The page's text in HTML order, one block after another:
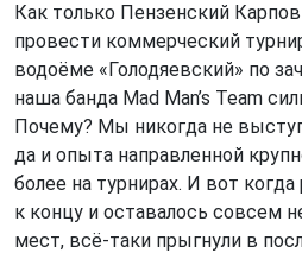
Как только Пензенский
провести коммерческий
водоёме «Голодяевский» по
наша банда Mad Man’s Team
Почему? Мы никогда не
да и опыта направленной
более на турнирах. И вот
к концу и оставалось совсем
мест, всё-таки прыгнули в